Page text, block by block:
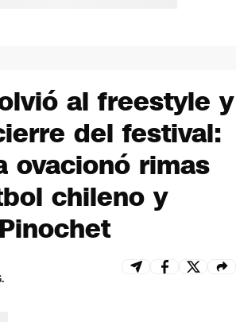
al freestyle y
del festival:
ovacionó rimas
chileno y